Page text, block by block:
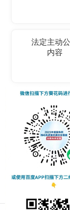
法定主动
内容
国务院文件
市政府文件